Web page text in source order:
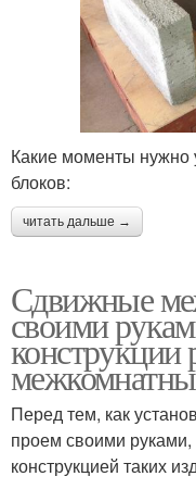
Какие моменты нужно
блоков:
читать дальше →
Сдвижные
своими
Перед тем, как
проем своими
конструкцией таких